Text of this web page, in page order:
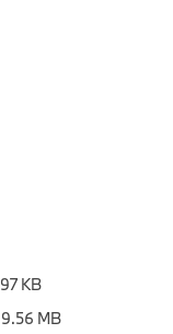
97 KB
9.56 MB